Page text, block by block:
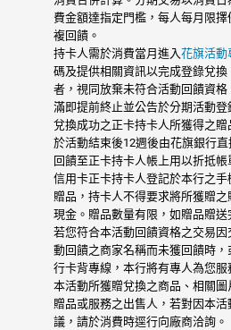
費金額達指定門檻，每人每月限
複回饋。
持卡人需於消費當月進入花旗活動
碼及提供相關資訊以完成登錄兌
者，視同放棄未符合活動回饋資
滿即提前終止並公告於分期活動
兌換成功之正卡持卡人所獲得之
於活動結束後12週後由花旗銀行
回饋至正卡持卡人帳上用以折抵
信用卡正卡持卡人登記於本行之
贈品，持卡人不得要求將所獲贈
現金。贈品數量有限，如贈品贈
若您符合本活動回饋資格之交易
動回饋之商家名稱而未獲回饋時
行卡背專線，本行將有專人為您服
本活動所獲贈兌換之商品、相關
贈品或服務之出售人，若對因本
議，請於消費時逕行向廠商洽詢。